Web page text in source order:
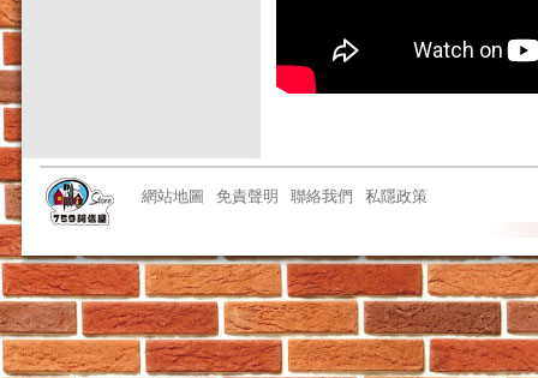
網站地圖 免責聲明 聯絡我們 私隱政策